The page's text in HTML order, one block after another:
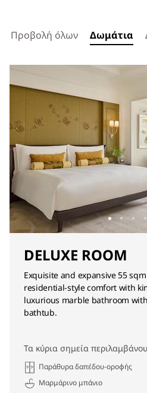
Προβολή όλων Δωμάτια
DELUXE ROOM
Exquisite and expansive 55
residential-style comfort with
luxurious marble bathroom
bathtub.
Τα κύρια σημεία
Παράθυρα δαπέδου-οροφής
Μαρμάρινο μπάνιο